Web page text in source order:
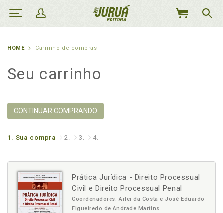
MEU
HOME Carrinho de compras
Seu carrinho
CONTINUAR COMPRANDO
1. Sua compra 2. 3. 4.
Prática Jurídica - Direito Processual
Civil e Direito Processual Penal
Coordenadores: Arlei da Costa e José Eduardo
Figueiredo de Andrade Martins